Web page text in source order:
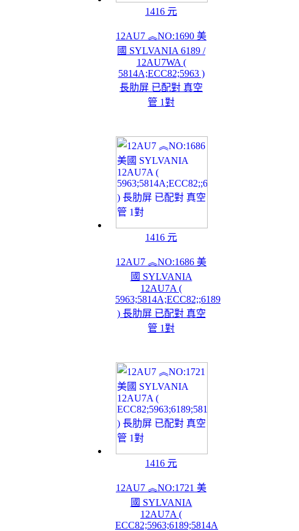
1416 元
12AU7 ︽NO:1690 美
國 SYLVANIA 6189 /
12AU7WA (
5814A;ECC82;5963 )
長肋屏 已配對 真空
管 1對
1416 元
12AU7 ︽NO:1686 美
國 SYLVANIA
12AU7A (
5963;5814A;ECC82;;6189
) 長肋屏 已配對 真空
管 1對
1416 元
12AU7 ︽NO:1721 美
國 SYLVANIA
12AU7A (
ECC82;5963;6189;5814A